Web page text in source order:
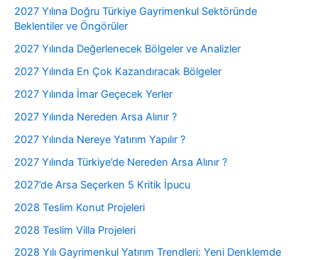
2027 Yılına Doğru Türkiye Gayrimenkul Sektöründe
Beklentiler ve Öngörüler
2027 Yılında Değerlenecek Bölgeler ve Analizler
2027 Yılında En Çok Kazandıracak Bölgeler
2027 Yılında İmar Geçecek Yerler
2027 Yılında Nereden Arsa Alınır ?
2027 Yılında Nereye Yatırım Yapılır ?
2027 Yılında Türkiye’de Nereden Arsa Alınır ?
2027’de Arsa Seçerken 5 Kritik İpucu
2028 Teslim Konut Projeleri
2028 Teslim Villa Projeleri
2028 Yılı Gayrimenkul Yatırım Trendleri: Yeni Denklemde